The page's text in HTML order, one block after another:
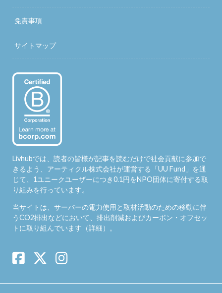
免責事項
サイトマップ
Livhubでは、読者の皆様が記事を読むだけで社会貢献に参加で
きるよう、アーティクル株式会社が運営する「UU Fund 」を通
じて、1ユニークユーザーにつき0.1円をNPO団体に寄付する取
り組みを行っています。
当サイトは、サーバーの電力使用と取材活動のための移動に伴
うCO2排出などにおいて、排出削減およびカーボン・オフセッ
トに取り組んでいます（詳細）。